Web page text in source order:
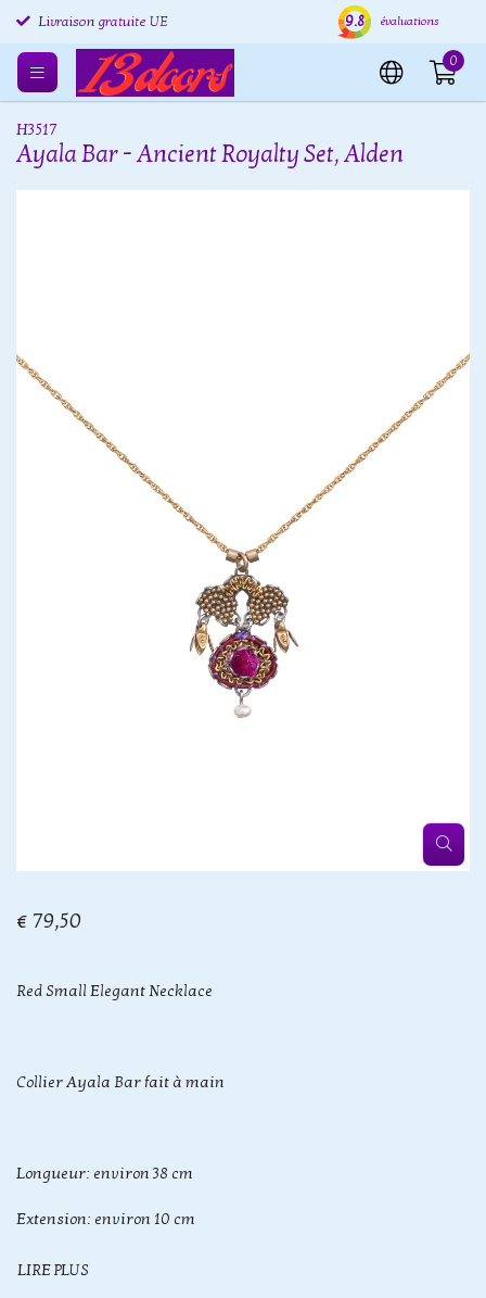
Retours gratuits UE Expédition sous 24 heures
9.8 évaluations
0
H3517
Ayala Bar - Ancient Royalty Set, Alden
€ 79,50
Red Small Elegant Necklace
​Collier Ayala Bar fait à main
Longueur: environ 38 cm
Extension: environ 10 cm
LIRE PLUS